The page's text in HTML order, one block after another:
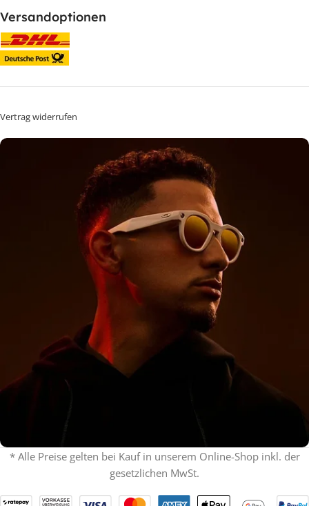
Versandoptionen
Vertrag widerrufen
% ON SALE %
Oakley mit Sehstärke
* Alle Preise gelten bei Kauf in unserem Online-Shop inkl. der
gesetzlichen MwSt.